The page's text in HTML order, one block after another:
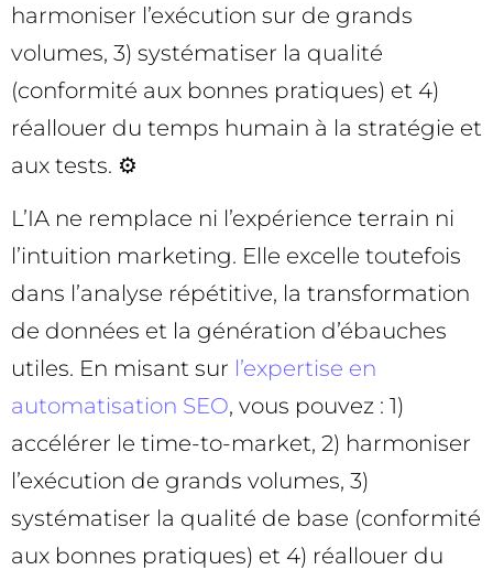
harmoniser l’exécution sur de grands
volumes, 3) systématiser la qualité
(conformité aux bonnes pratiques) et 4)
réallouer du temps humain à la stratégie et
aux tests. ⚙️
L’IA ne remplace ni l’expérience terrain ni
l’intuition marketing. Elle excelle toutefois
dans l’analyse répétitive, la transformation
de données et la génération d’ébauches
utiles. En misant sur l’expertise en
automatisation SEO, vous pouvez : 1)
accélérer le time-to-market, 2) harmoniser
l’exécution de grands volumes, 3)
systématiser la qualité de base (conformité
aux bonnes pratiques) et 4) réallouer du